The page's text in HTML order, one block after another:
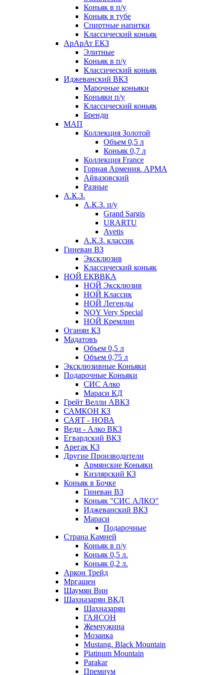
Коньяк в п/у
Коньяк в тубе
Спиртные напитки
Классический коньяк
АрАрАт ЕКЗ
Элитные
Коньяк в п/у
Классический коньяк
Иджеванский ВКЗ
Марочные коньяки
Коньяки п/у
Классический коньяк
Бренди
МАП
Коллекция Золотой
Объем 0,5 л
Коньяк 0,7 л
Коллекция France
Горная Армения. АРМА
Айвазовский
Разные
А.К.З.
А.К.З. п/у
Grand Sargis
URARTU
Avetis
А.К.З. классик
Гиневан ВЗ
Эксклюзив
Классический коньяк
НОЙ ЕКВВКА
НОЙ Эксклюзив
НОЙ Классик
НОЙ Легенды
NOY Very Speсial
НОЙ Кремлин
Оганян КЗ
Мадатовъ
Объем 0,5 л
Объем 0,75 л
Эксклюзивные Коньяки
Подарочные Коньяки
СИС Алко
Мараси КД
Грейт Велли АВКЗ
САМКОН КЗ
САЯТ - НОВА
Веди - Алко ВКЗ
Егвардский ВКЗ
Арегак КЗ
Другие Производители
Армянские Коньяки
Кизлярский КЗ
Коньяк в Бочке
Гиневан ВЗ
Коньяк "СИС АЛКО"
Иджеванский ВКЗ
Мараси
Подарочные
Страна Камней
Коньяк в п/у
Коньяк 0,5 л.
Коньяк 0,2 л.
Аркон Трейд
Мргашен
Шаумян Вин
Шахназарян ВКД
Шахназарян
ГАЯСОН
Жемчужина
Мозаика
Mustang. Black Mountain
Platinum Mountain
Parakar
Премиум